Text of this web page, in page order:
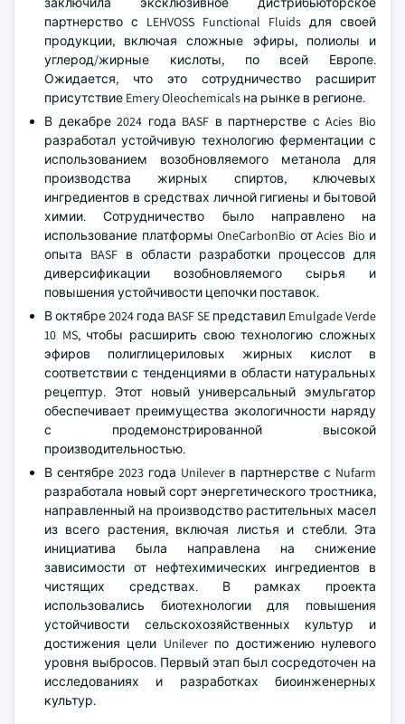
партнерство с LEHVOSS Functional Fluids для своей
продукции, включая сложные эфиры, полиолы и
углерод/жирные кислоты, по всей Европе.
Ожидается, что это сотрудничество расширит
присутствие Emery Oleochemicals на рынке в регионе.
В декабре 2024 года BASF в партнерстве с Acies Bio
разработал устойчивую технологию ферментации с
использованием возобновляемого метанола для
производства жирных спиртов, ключевых
ингредиентов в средствах личной гигиены и бытовой
химии. Сотрудничество было направлено на
использование платформы OneCarbonBio от Acies Bio и
опыта BASF в области разработки процессов для
диверсификации возобновляемого сырья и
повышения устойчивости цепочки поставок.
В октябре 2024 года BASF SE представил Emulgade Verde
10 MS, чтобы расширить свою технологию сложных
эфиров полиглицериловых жирных кислот в
соответствии с тенденциями в области натуральных
рецептур. Этот новый универсальный эмульгатор
обеспечивает преимущества экологичности наряду
с продемонстрированной высокой
производительностью.
В сентябре 2023 года Unilever в партнерстве с Nufarm
разработала новый сорт энергетического тростника,
направленный на производство растительных масел
из всего растения, включая листья и стебли. Эта
инициатива была направлена на снижение
зависимости от нефтехимических ингредиентов в
чистящих средствах. В рамках проекта
использовались биотехнологии для повышения
устойчивости сельскохозяйственных культур и
достижения цели Unilever по достижению нулевого
уровня выбросов. Первый этап был сосредоточен на
исследованиях и разработках биоинженерных
культур.